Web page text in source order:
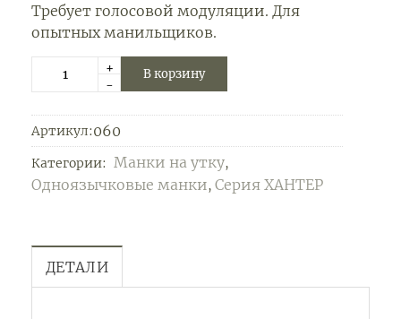
Требует голосовой модуляции. Для
опытных манильщиков.
+
-
В корзину
Артикул:060
Категории: Манки на утку,
Одноязычковыe манки, Серия ХАНТЕР
ДЕТАЛИ